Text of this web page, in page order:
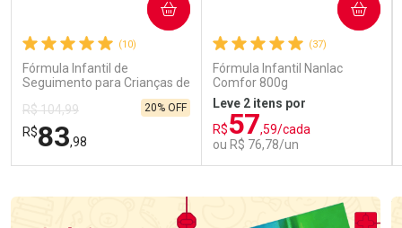
(10)
Fórmula Infantil de
Seguimento para Crianças de
Primeira Infância Nestonutri
2 Unidades de 800g cada
R$ 104,99
R$83,98
20% OFF
COMPRAR
(37)
Fórmula Infantil Nanlac
Comfor 800g
Leve 2 itens por
R$57,59/cada
ou R$ 76,78/un
COMPRAR
Laboratório
Por Menos